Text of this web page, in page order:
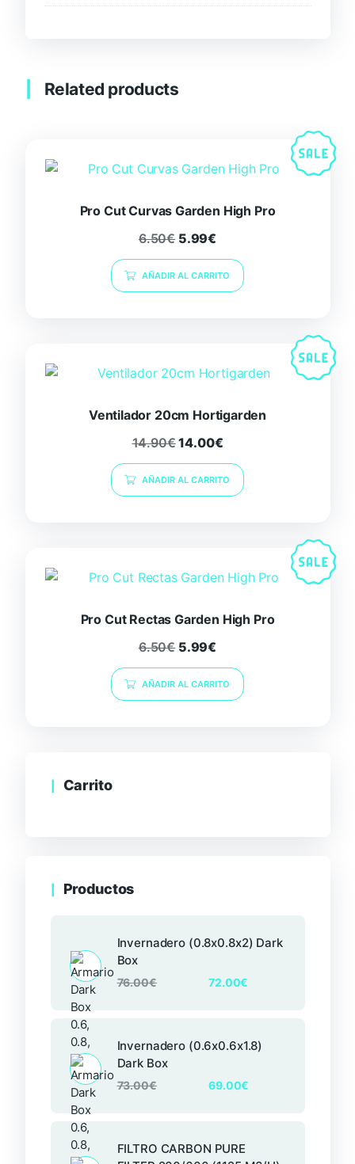
Related products
Pro Cut Curvas Garden High Pro
6.50€ 5.99€
AÑADIR AL CARRITO
Ventilador 20cm Hortigarden
14.90€14.00€
AÑADIR AL CARRITO
Pro Cut Rectas Garden High Pro
6.50€ 5.99€
AÑADIR AL CARRITO
Carrito
Productos
Invernadero (0.8x0.8x2) Dark
Box
76.00€ 72.00€
Invernadero (0.6x0.6x1.8)
Dark Box
73.00€ 69.00€
FILTRO CARBON PURE